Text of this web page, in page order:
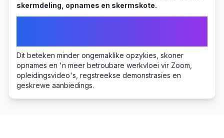
skermdeling, opnames en skermskote.
Dit beteken minder ongemaklike opzykies, skoner
opnames en 'n meer betroubare werkvloei vir Zoom,
opleidingsvideo's, regstreekse demonstrasies en
geskrewe aanbiedings.